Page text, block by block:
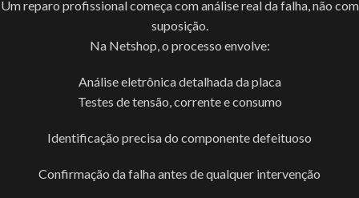
Um reparo profissional começa com análise real da falha, não com
suposição.
Na Netshop, o processo envolve:
Análise eletrônica detalhada da placa
Testes de tensão, corrente e consumo
Identificação precisa do componente defeituoso
Confirmação da falha antes de qualquer intervenção